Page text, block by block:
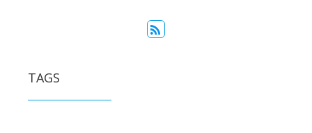
TAGS